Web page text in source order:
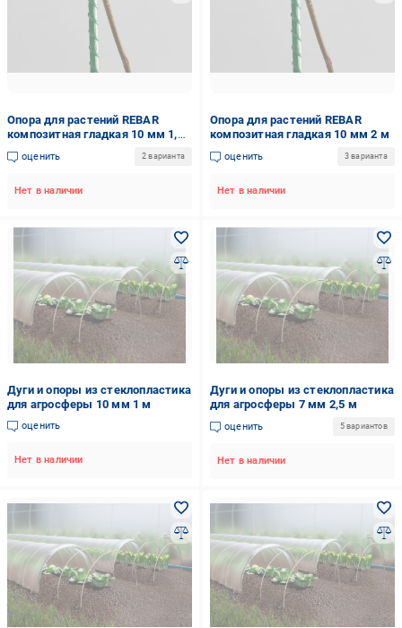
Опора для растений REBAR
композитная гладкая 10 мм 1,5
м
оценить 2 варианта
Нет в наличии
Опора для растений REBAR
композитная гладкая 10 мм 2 м
оценить 3 варианта
Нет в наличии
Дуги и опоры из стеклопластика
для агросферы 10 мм 1 м
оценить
Нет в наличии
Дуги и опоры из стеклопластика
для агросферы 7 мм 2,5 м
оценить 5 вариантов
Нет в наличии